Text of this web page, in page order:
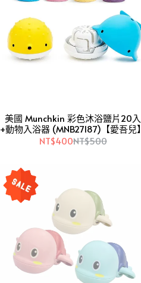
美國 Munchkin 彩色沐浴鹽片20入
+動物入浴器 (MNB27187)【愛吾兒】
NT$400NT$500